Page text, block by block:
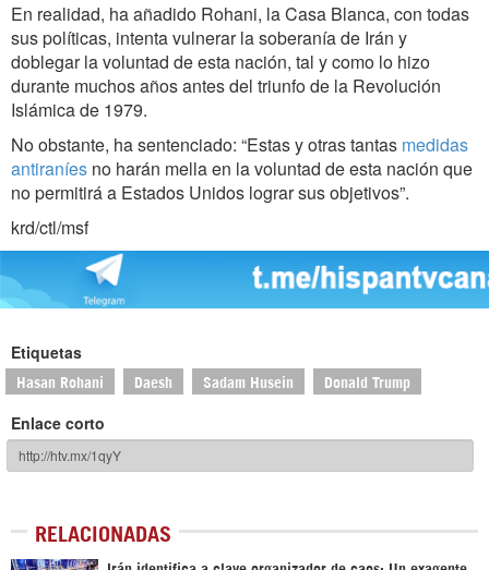
En realidad, ha añadido Rohani, la Casa Blanca, con todas
sus políticas, intenta vulnerar la soberanía de Irán y
doblegar la voluntad de esta nación, tal y como lo hizo
durante muchos años antes del triunfo de la Revolución
Islámica de 1979.
No obstante, ha sentenciado: “Estas y otras tantas medidas
antiraníes no harán mella en la voluntad de esta nación que
no permitirá a Estados Unidos lograr sus objetivos”.
krd/ctl/msf
Etiquetas
Hasan Rohani Daesh Sadam Husein Donald Trump
Enlace corto
RELACIONADAS
Irán identifica a clave organizador de caos: Un exagente